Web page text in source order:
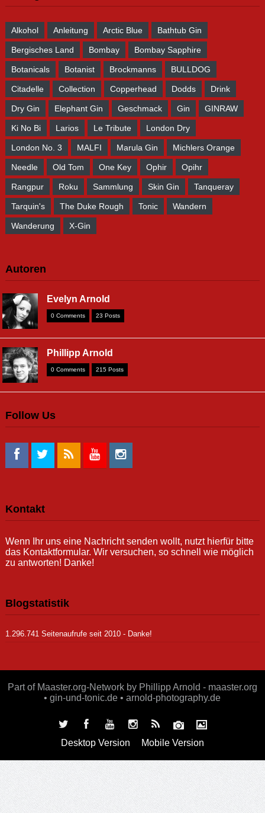
Alkohol Anleitung Arctic Blue Bathtub Gin
Bergisches Land Bombay Bombay Sapphire
Botanicals Botanist Brockmanns BULLDOG
Citadelle Collection Copperhead Dodds Drink
Dry Gin Elephant Gin Geschmack Gin GINRAW
Ki No Bi Larios Le Tribute London Dry
London No. 3 MALFI Marula Gin Michlers Orange
Needle Old Tom One Key Ophir Opihr
Rangpur Roku Sammlung Skin Gin Tanqueray
Tarquin's The Duke Rough Tonic Wandern
Wanderung X-Gin
Autoren
Evelyn Arnold
0 Comments 23 Posts
Phillipp Arnold
0 Comments 215 Posts
Follow Us
Kontakt
Wenn Ihr uns eine Nachricht senden wollt, nutzt hierfür bitte
das Kontaktformular. Wir versuchen, so schnell wie möglich
zu antworten! Danke!
Blogstatistik
1.296.741 Seitenaufrufe seit 2010 - Danke!
Part of Maaster.org-Network by Phillipp Arnold - maaster.org
• gin-und-tonic.de • arnold-photography.de
Desktop Version Mobile Version